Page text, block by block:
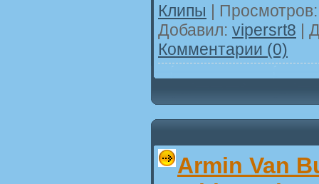
Клипы |
Добавил: vipersrt8 |
Комментарии (0)
Armin Van